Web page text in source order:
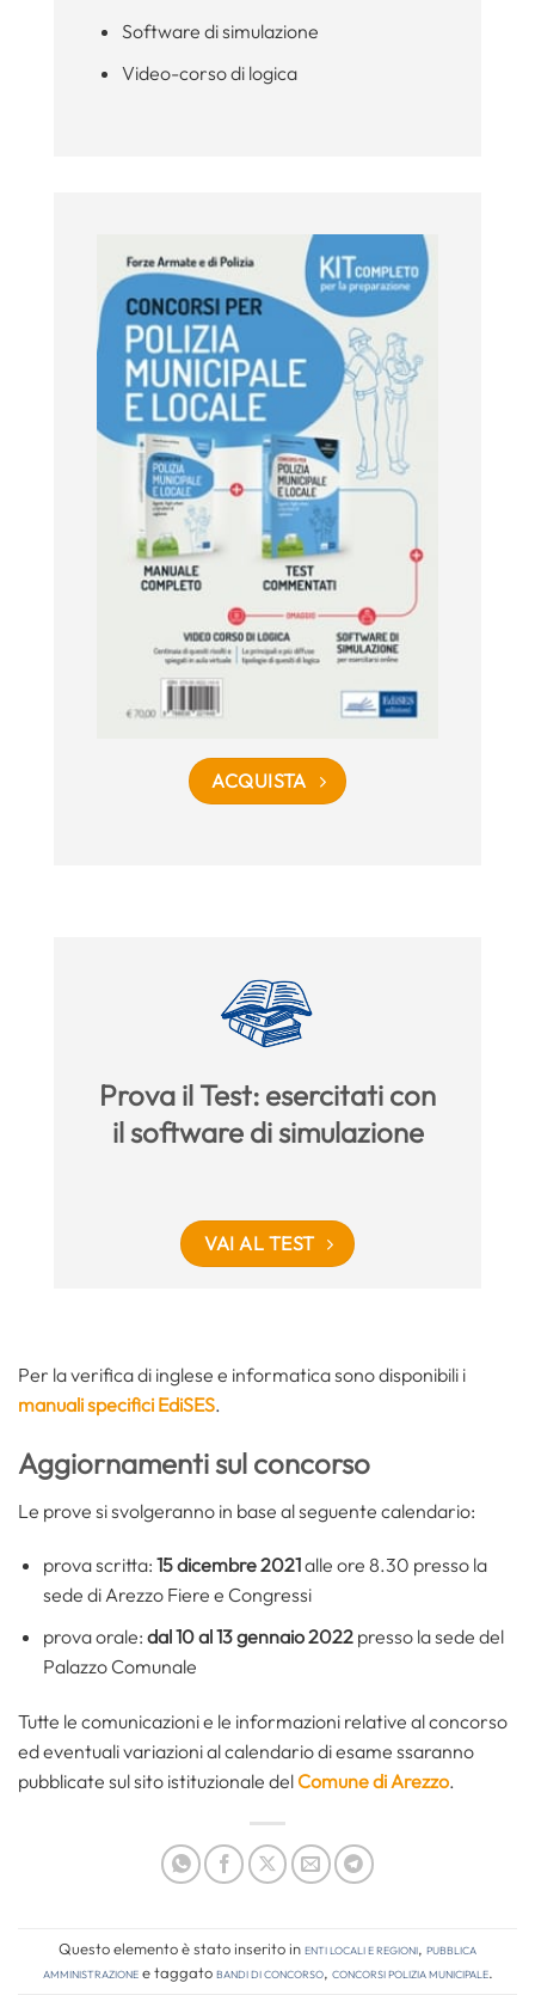
Software di simulazione
Video-corso di logica
ACQUISTA
Prova il Test: esercitati con
il software di simulazione
VAI AL TEST
Per la verifica di inglese e informatica sono disponibili i
manuali specifici EdiSES.
Aggiornamenti sul concorso
Le prove si svolgeranno in base al seguente calendario:
prova scritta: 15 dicembre 2021alle ore 8.30 presso la
sede di Arezzo Fiere e Congressi
prova orale: dal 10 al 13 gennaio 2022presso la sede del
Palazzo Comunale
Tutte le comunicazioni e le informazioni relative al concorso
ed eventuali variazioni al calendario di esame ssaranno
pubblicate sul sito istituzionale delComune di Arezzo.
Questo elemento è stato inserito inEnti locali e regioni, Pubblica
amministrazionee taggatobandi di concorso, concorsi polizia municipale.